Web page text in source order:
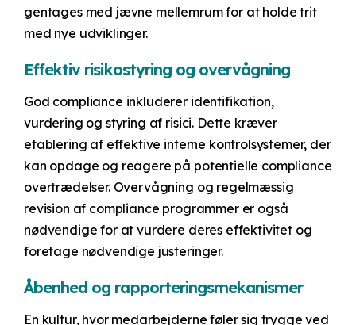
gentages med jævne mellemrum for at holde trit
med nye udviklinger.
Effektiv risikostyring og overvågning
God compliance inkluderer identifikation,
vurdering og styring af risici. Dette kræver
etablering af effektive interne kontrolsystemer, der
kan opdage og reagere på potentielle compliance
overtrædelser. Overvågning og regelmæssig
revision af compliance programmer er også
nødvendige for at vurdere deres effektivitet og
foretage nødvendige justeringer.
Åbenhed og rapporteringsmekanismer
En kultur, hvor medarbejderne føler sig trygge ved